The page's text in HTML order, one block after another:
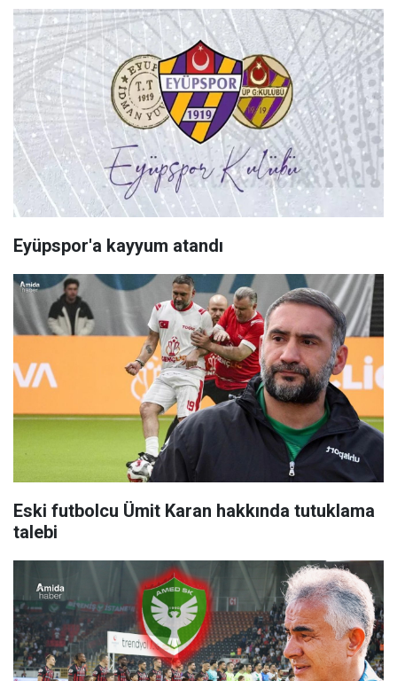
Eyüpspor'a kayyum atandı
Eski futbolcu Ümit Karan hakkında tutuklama
talebi